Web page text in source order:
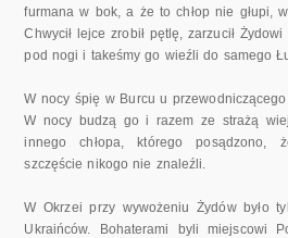
furmana w bok, a że to chłop nie głupi,
Chwycił lejce zrobił pętlę, zarzucił
pod nogi i takeśmy go wieźli do samego
W nocy śpię w Burcu u
W nocy budzą go i razem ze strażą
innego chłopa, którego posądzono,
szczęście ni­kogo nie znaleźli.
W Okrzei przy wywożeniu Żydów było
Ukraińców. Bohaterami byli miejscowi